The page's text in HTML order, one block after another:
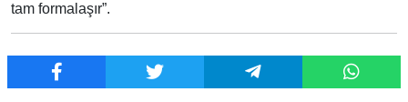
tam formalaşır”.